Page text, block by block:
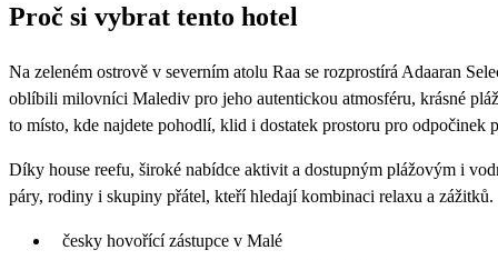
63 359 63 089
64 099
Proč si vybrat tento hotel
Na zeleném ostrově v severním atolu Raa se rozprostírá Adaaran
oblíbili milovníci Malediv pro jeho autentickou atmosféru, krásné
to místo, kde najdete pohodlí, klid i dostatek prostoru pro odpočinek
Díky house reefu, široké nabídce aktivit a dostupným plážovým i
páry, rodiny i skupiny přátel, kteří hledají kombinaci relaxu a zážitků.
česky hovořící zástupce v Malé